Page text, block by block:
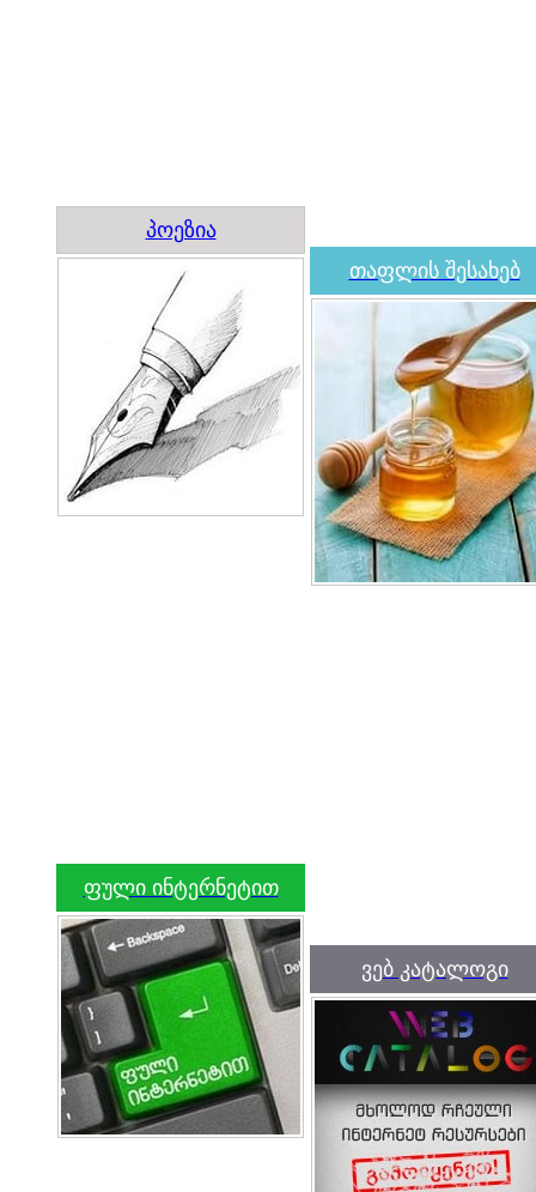
პოეზია
თაფლის შესახებ
ფული ინტერნეტით
ვებ კატალოგი